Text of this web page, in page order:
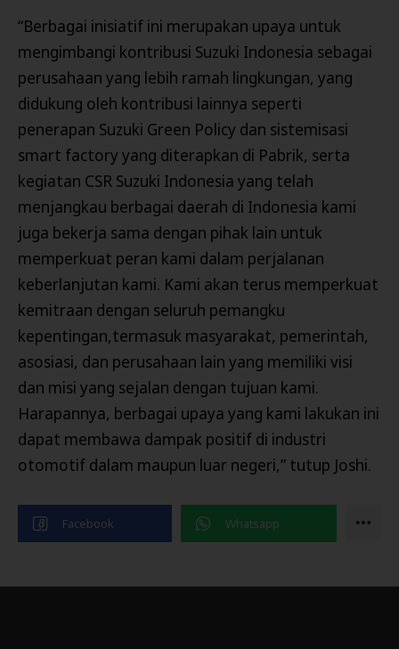
“Berbagai inisiatif ini merupakan upaya untuk
mengimbangi kontribusi Suzuki Indonesia sebagai
perusahaan yang lebih ramah lingkungan, yang
didukung oleh kontribusi lainnya seperti
penerapan Suzuki Green Policy dan sistemisasi
smart factory yang diterapkan di Pabrik, serta
kegiatan CSR Suzuki Indonesia yang telah
menjangkau berbagai daerah di Indonesia kami
juga bekerja sama dengan pihak lain untuk
memperkuat peran kami dalam perjalanan
keberlanjutan kami. Kami akan terus memperkuat
kemitraan dengan seluruh pemangku
kepentingan,termasuk masyarakat, pemerintah,
asosiasi, dan perusahaan lain yang memiliki visi
dan misi yang sejalan dengan tujuan kami.
Harapannya, berbagai upaya yang kami lakukan ini
dapat membawa dampak positif di industri
otomotif dalam maupun luar negeri,” tutup Joshi.